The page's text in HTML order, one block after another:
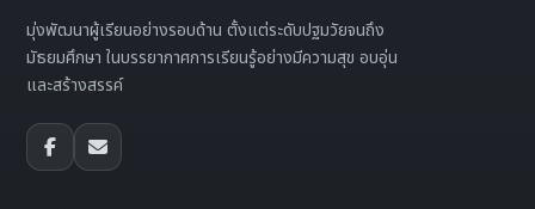
มุ่งพัฒนาผู้เรียนอย่างรอบด้าน ตั้งแต่ระดับปฐมวัยจนถึง
มัธยมศึกษา ในบรรยากาศการเรียนรู้อย่างมีความสุข อบอุ่น
และสร้างสรรค์